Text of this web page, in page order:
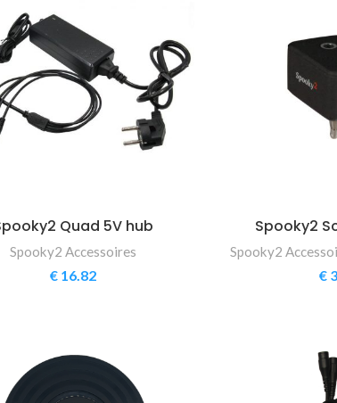
Quad 5V hub
Spooky2 Accessoires
€16.82
Spooky2
Spooky2
€